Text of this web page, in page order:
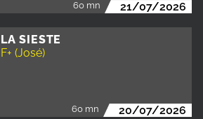
60 mn 21/07/2026
LA SIESTE
F+ (José)
60 mn 20/07/2026